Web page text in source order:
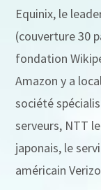
Equinix, le
(couverture 30
fondation
Amazon y a
société
serveurs, NTT
japonais, le
américain